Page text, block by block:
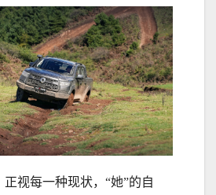
视每一种现状，“她”的自